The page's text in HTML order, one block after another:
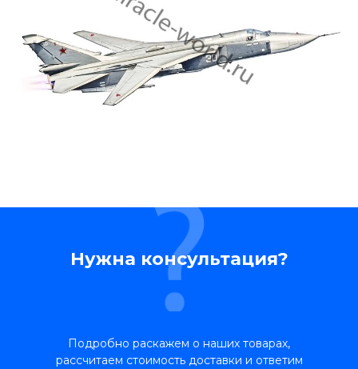
Нужна консультация?
Подробно раскажем о наших товарах,
рассчитаем стоимость доставки и ответим